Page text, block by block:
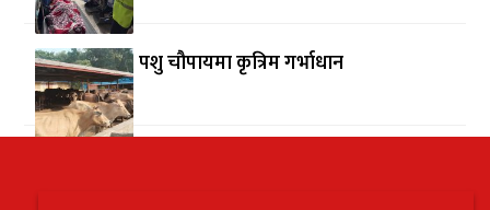
पशु चौपायमा कृत्रिम गर्भाधान